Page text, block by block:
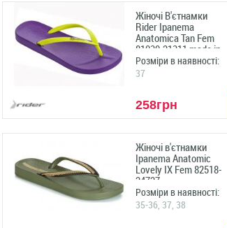
Жіночі В'єтнамки
Rider Ipanema
Anatomica Tan Fem
81030-21311 made in
brasil
Розміри в наявності:
37
258грн
Жіночі в'єтнамки
Ipanema Anatomic
Lovely IX Fem 82518-
24727
Розміри в наявності:
35-36, 37, 38